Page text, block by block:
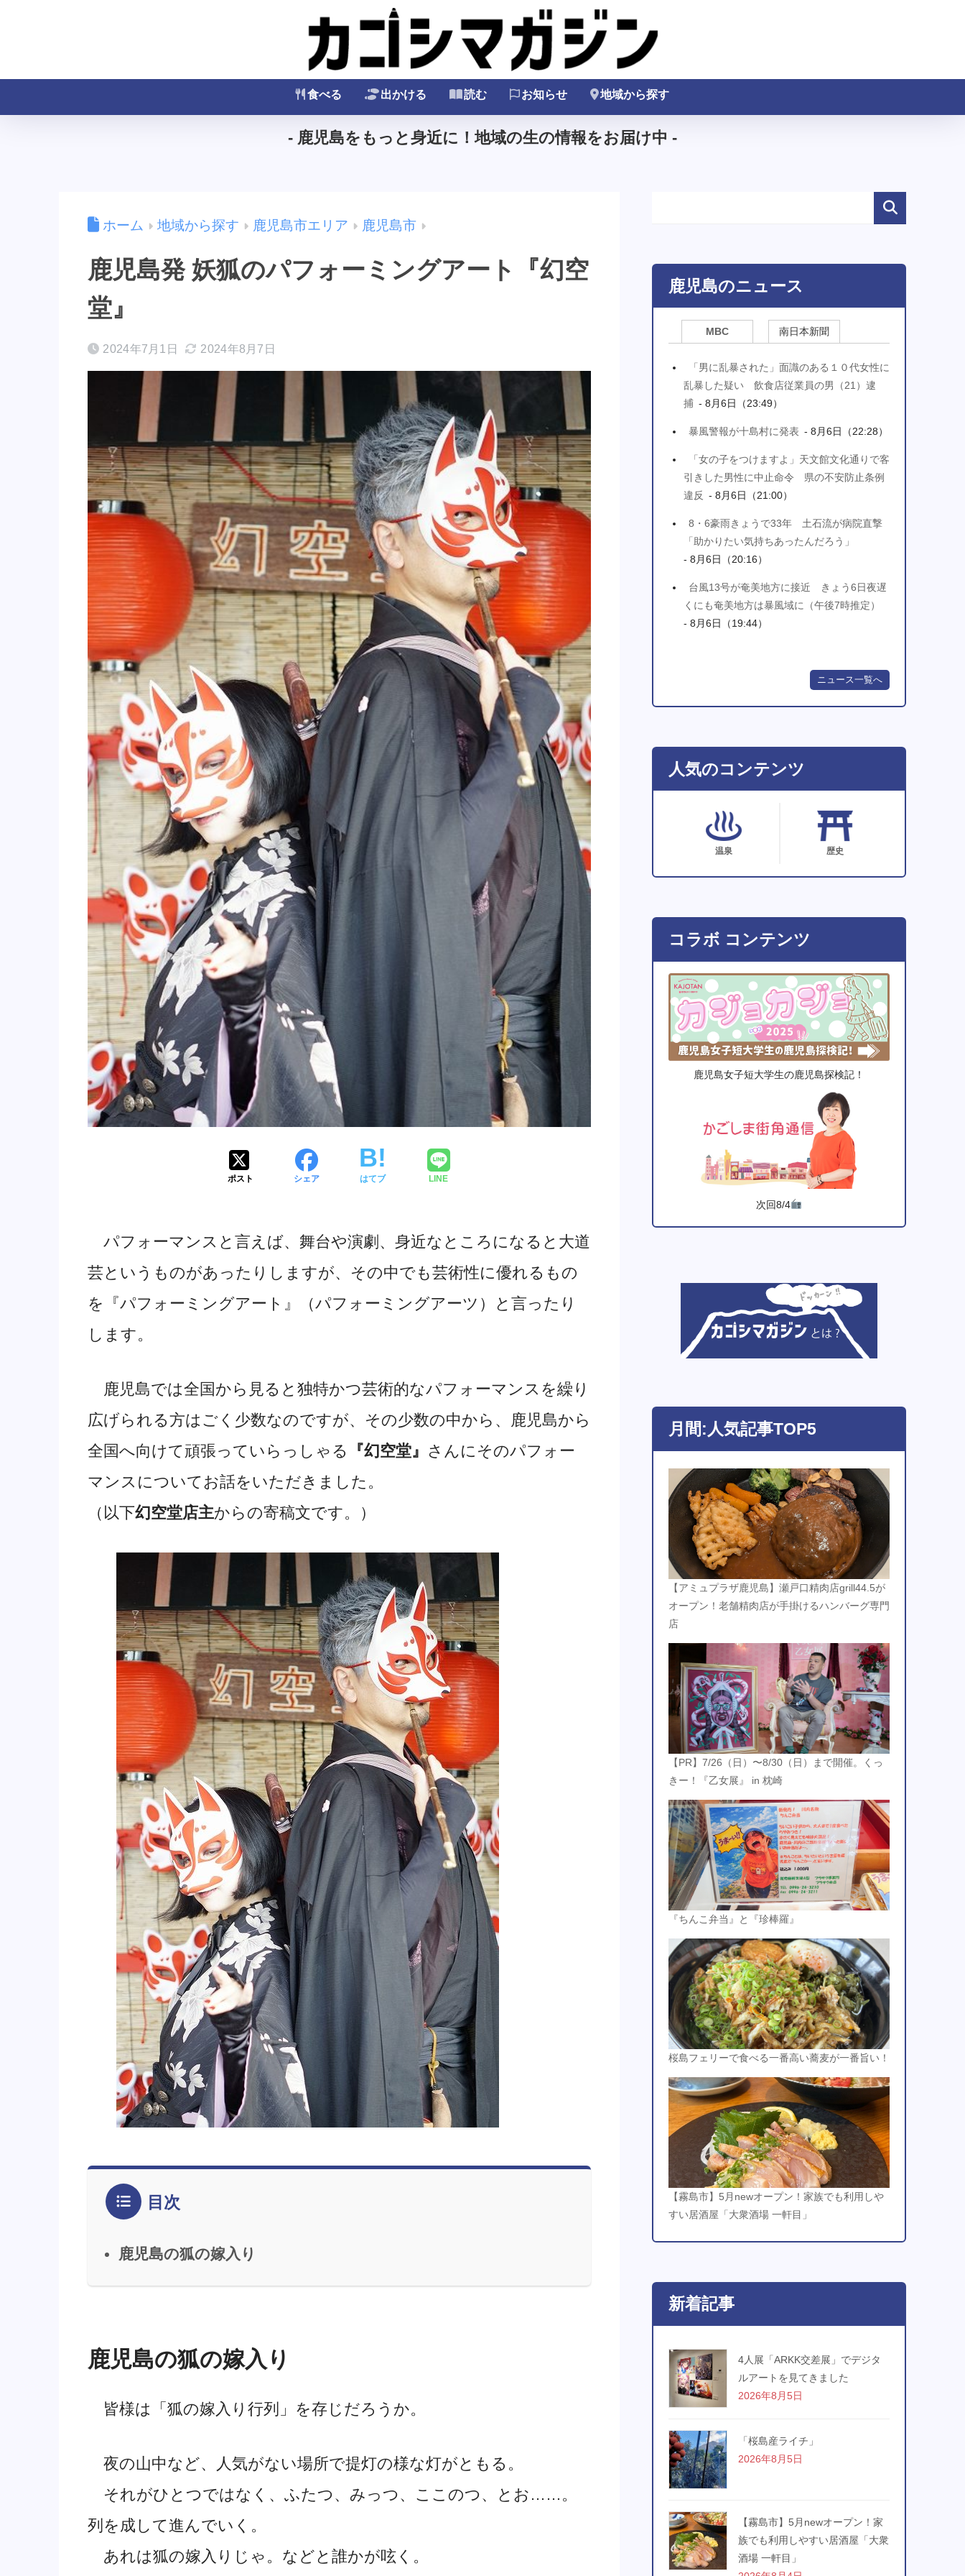
食べる 出かける 読む お知らせ 地域から探す
- 鹿児島をもっと身近に！地域の生の情報をお届け中 -
ホーム 地域から探す 鹿児島市エリア 鹿児島市
鹿児島発 妖狐のパフォーミングアート『幻空
堂』
2024年7月1日 2024年8月7日
ポスト シェア はてブ LINE
パフォーマンスと言えば、舞台や演劇、身近なところになると大道
芸というものがあったりしますが、その中でも芸術性に優れるもの
を『パフォーミングアート』（パフォーミングアーツ）と言ったり
します。
鹿児島では全国から見ると独特かつ芸術的なパフォーマンスを繰り
広げられる方はごく少数なのですが、その少数の中から、鹿児島から
全国へ向けて頑張っていらっしゃる
『幻空堂』 さんにそのパフォー
マンスについてお話をいただきました。
（以下幻空堂店主からの寄稿文です。）
目次
鹿児島の狐の嫁入り
鹿児島の狐の嫁入り
皆様は「狐の嫁入り行列」を存じだろうか。
夜の山中など、人気がない場所で提灯の様な灯がともる。
それがひとつではなく、ふたつ、みっつ、ここのつ、とお……。
列を成して進んでいく。
あれは狐の嫁入りじゃ。などと誰かが呟く。
鹿児島のニュース
MBC 南日本新聞
「男に乱暴された」面識のある１０代女性に
乱暴した疑い 飲食店従業員の男（21）逮
捕 - 8月6日（23:49）
暴風警報が十島村に発表 - 8月6日（22:28）
「女の子をつけますよ」天文館文化通りで客
引きした男性に中止命令 県の不安防止条例
違反 - 8月6日（21:00）
8・6豪雨きょうで33年 土石流が病院直撃
「助かりたい気持ちあったんだろう」
- 8月6日（20:16）
台風13号が奄美地方に接近 きょう6日夜遅
くにも奄美地方は暴風域に（午後7時推定）
- 8月6日（19:44）
ニュース一覧へ
人気のコンテンツ
温泉 歴史
コラボ コンテンツ
鹿児島女子短大学生の鹿児島探検記！
次回8/4
月間:人気記事TOP5
【アミュプラザ鹿児島】瀬戸口精肉店grill44.5が
オープン！老舗精肉店が手掛けるハンバーグ専門
店
【PR】7/26（日）〜8/30（日）まで開催。くっ
きー！『乙女展』 in 枕崎
『ちんこ弁当』と『珍棒羅』
桜島フェリーで食べる一番高い蕎麦が一番旨い！
【霧島市】5月newオープン！家族でも利用しや
すい居酒屋「大衆酒場 一軒目」
新着記事
4人展「ARKK交差展」でデジタ
ルアートを見てきました
2026年8月5日
「桜島産ライチ」
2026年8月5日
【霧島市】5月newオープン！家
族でも利用しやすい居酒屋「大衆
酒場 一軒目」